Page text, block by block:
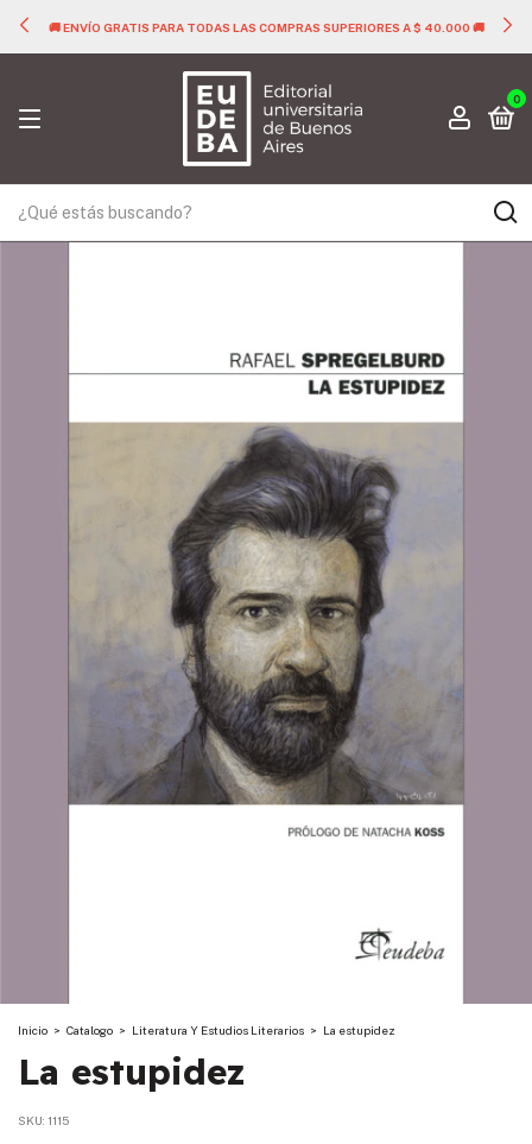
🚚 ENVÍO GRATIS PARA TODAS LAS COMPRAS SUPERIORES A $ 40.000 🚚
0
Inicio > Catalogo > Literatura Y Estudios Literarios > La estupidez
La estupidez
SKU: 1115